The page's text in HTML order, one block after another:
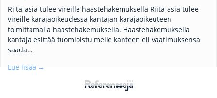
Riita-asia tulee vireille haastehakemuksella Riita-asia tulee
vireille käräjäoikeudessa kantajan käräjäoikeuteen
toimittamalla haastehakemuksella. Haastehakemuksella
kantaja esittää tuomioistuimelle kanteen eli vaatimuksensa
saada…
Lue lisää
Referenssejä